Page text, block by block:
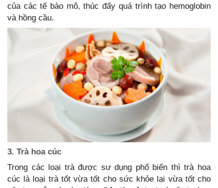
của các tế bào mô, thúc đẩy quá trình tạo hemoglobin
và hồng cầu.
3. Trà hoa cúc
Trong các loại trà được sư dụng phổ biến thì trà hoa
cúc là loại trà tốt vừa tốt cho sức khỏe lại vừa tốt cho